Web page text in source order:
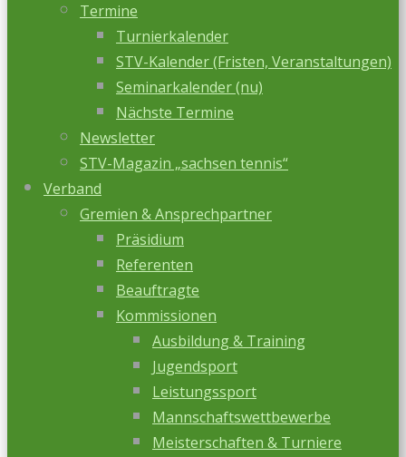
Termine
Turnierkalender
STV-Kalender (Fristen, Veranstaltungen)
Seminarkalender (nu)
Nächste Termine
Newsletter
STV-Magazin „sachsen tennis“
Verband
Gremien & Ansprechpartner
Präsidium
Referenten
Beauftragte
Kommissionen
Ausbildung & Training
Jugendsport
Leistungssport
Mannschaftswettbewerbe
Meisterschaften & Turniere